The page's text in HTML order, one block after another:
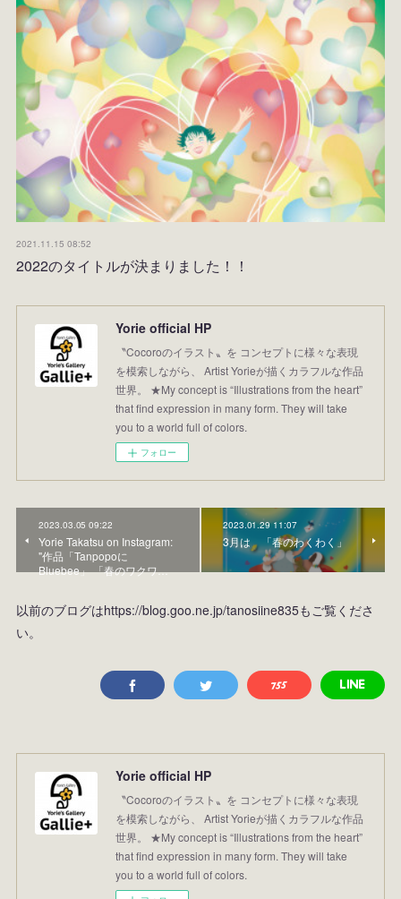
2021.11.15 08:52
2022のタイトルが決まりました！！
Yorie official HP
〝Cocoroのイラスト〟を コンセプトに様々な表現
を模索しながら、 Artist Yorieが描くカラフルな作品
世界。 ★My concept is “Illustrations from the heart”
that find expression in many form. They will take
you to a world full of colors.
フォロー
2023.03.05 09:22
Yorie Takatsu on Instagram:
"作品「Tanpopoに
Bluebee」 「春のワクワ…
2023.01.29 11:07
3月は 「春のわくわく」
以前のブログはhttps://blog.goo.ne.jp/tanosiine835もご覧くださ
い。
Yorie official HP
〝Cocoroのイラスト〟を コンセプトに様々な表現
を模索しながら、 Artist Yorieが描くカラフルな作品
世界。 ★My concept is “Illustrations from the heart”
that find expression in many form. They will take
you to a world full of colors.